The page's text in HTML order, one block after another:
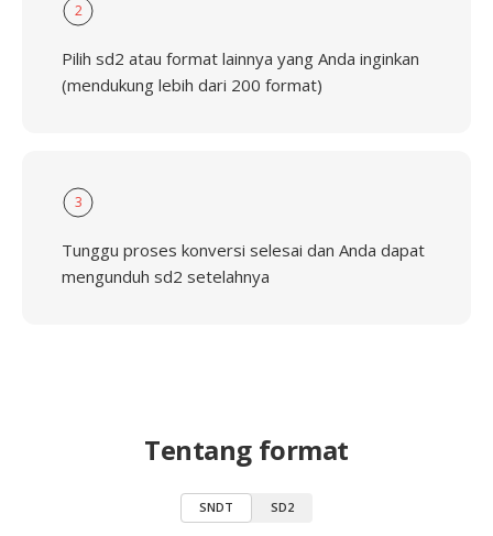
2
Pilih sd2 atau format lainnya yang Anda inginkan
(mendukung lebih dari 200 format)
3
Tunggu proses konversi selesai dan Anda dapat
mengunduh sd2 setelahnya
Tentang format
SNDT SD2